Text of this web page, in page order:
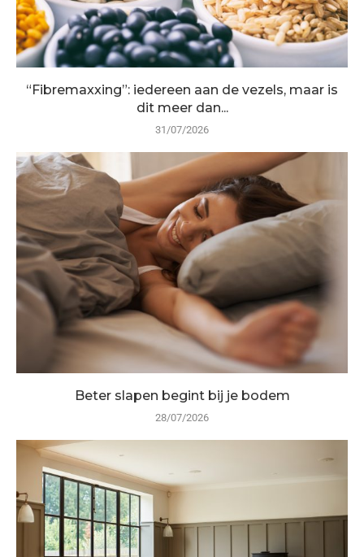
“Fibremaxxing”: iedereen aan de vezels, maar is
dit meer dan...
31/07/2026
Beter slapen begint bij je bodem
28/07/2026